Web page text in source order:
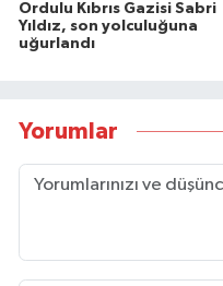
Ordulu Kıbrıs Gazisi Sabri
Yıldız, son yolculuğuna
uğurlandı
Yorumlar